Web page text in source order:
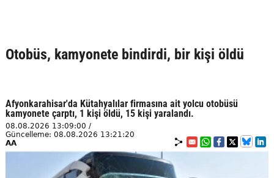
Otobüs, kamyonete bindirdi, bir kişi öldü
Afyonkarahisar'da Kütahyalılar firmasına ait yolcu otobüsü
kamyonete çarptı, 1 kişi öldü, 15 kişi yaralandı.
08.08.2026 13:09:00 /
Güncelleme: 08.08.2026 13:21:20
AA